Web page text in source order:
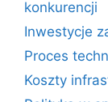
konkurencji
Inwestycje
Proces
Koszty